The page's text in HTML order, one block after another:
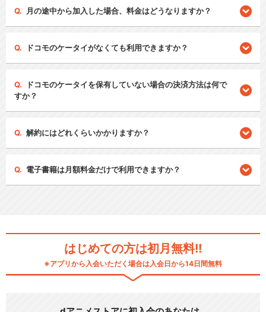
月の途中から加入した場合、料金はどうなりますか？
ドコモのケータイがなくても利用できますか？
ドコモのケータイを保有していない場合の決済方法は何で
すか？
解約にはどれくらいかかりますか？
電子書籍は月額料金だけで利用できますか？
はじめての方は初月無料!!
※アプリから入会いただく場合は入会日から14日間無料